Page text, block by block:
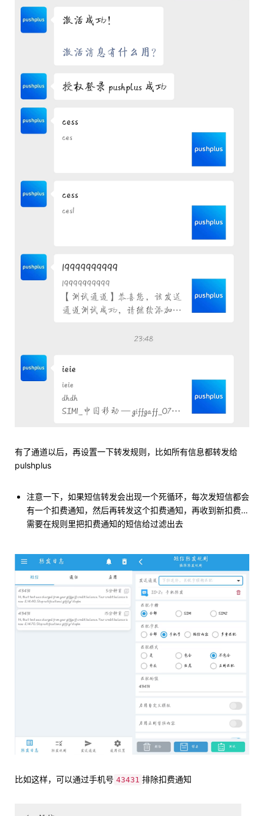
有了通道以后，再设置一下转发规则，比如所有信息都转发给
pulshplus
注意一下，如果短信转发会出现一个死循环，每次发短信都会
有一个扣费通知，然后再转发这个扣费通知，再收到新扣费…
需要在规则里把扣费通知的短信给过滤出去
比如这样，可以通过手机号 43431 排除扣费通知